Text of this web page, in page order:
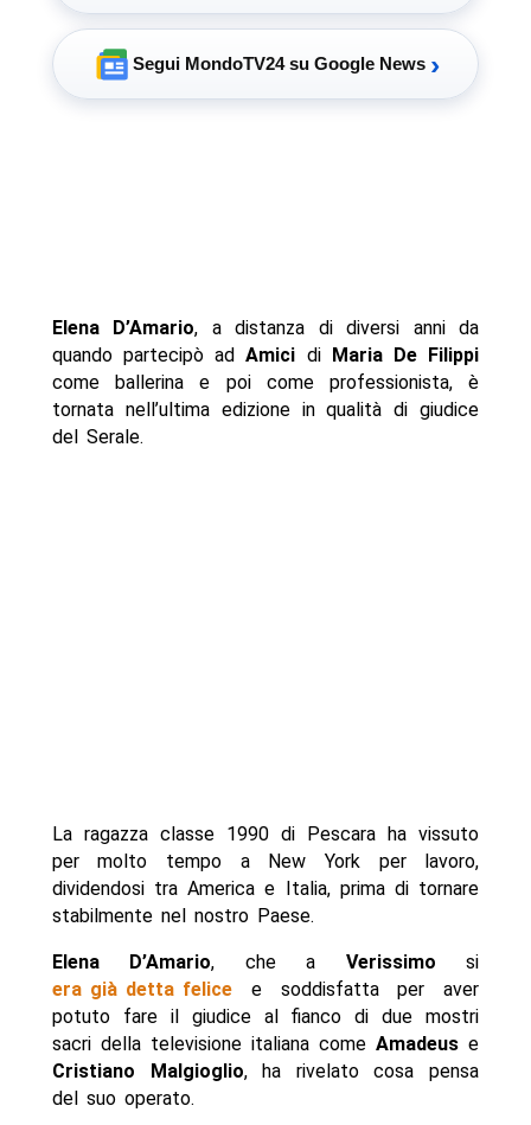
Segui MondoTV24 su Google News ›
Elena D’Amario, a distanza di diversi anni da
quando partecipò adAmici di Maria De Filippi
come ballerina e poi come professionista, è
tornata nell’ultima edizione in qualità di giudice
del Serale.
La ragazza classe 1990 di Pescara ha vissuto
per molto tempo a New York per lavoro,
dividendosi tra America e Italia, prima di tornare
stabilmente nel nostro Paese.
Elena D’Amario, che a Verissimo si
era già detta felicee soddisfatta per aver
potuto fare il giudice al fianco di due mostri
sacri della televisione italiana comeAmadeuse
Cristiano Malgioglio, ha rivelato cosa pensa
del suo operato.